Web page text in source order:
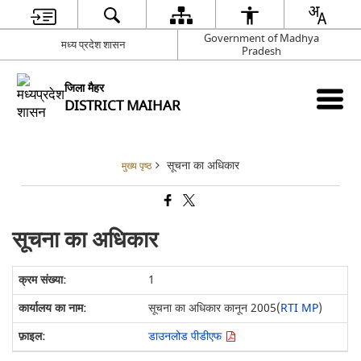
मध्य प्रदेश शासन
Government of Madhya
Pradesh
जिला मैहर
DISTRICT MAIHAR
मुख्य पृष्ठ सूचना का अधिकार
सूचना का अधिकार
1
सूचना का अधिकार कानून 2005(RTI MP)
डाउनलोड पीडीएफ